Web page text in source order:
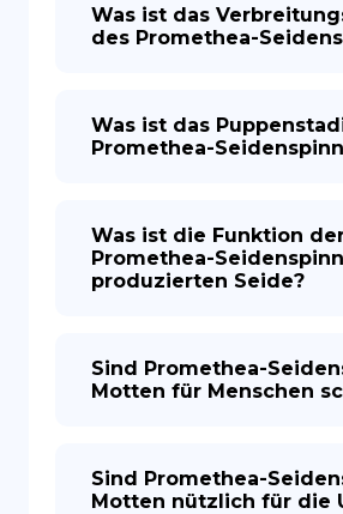
Was ist das
des Promethea-
Was ist das
Promethea-
Was ist die Funktion
Promethea-
produzierten Seide?
Sind Promethea-
Motten für Menschen
Sind Promethea-
Motten nützlich für die